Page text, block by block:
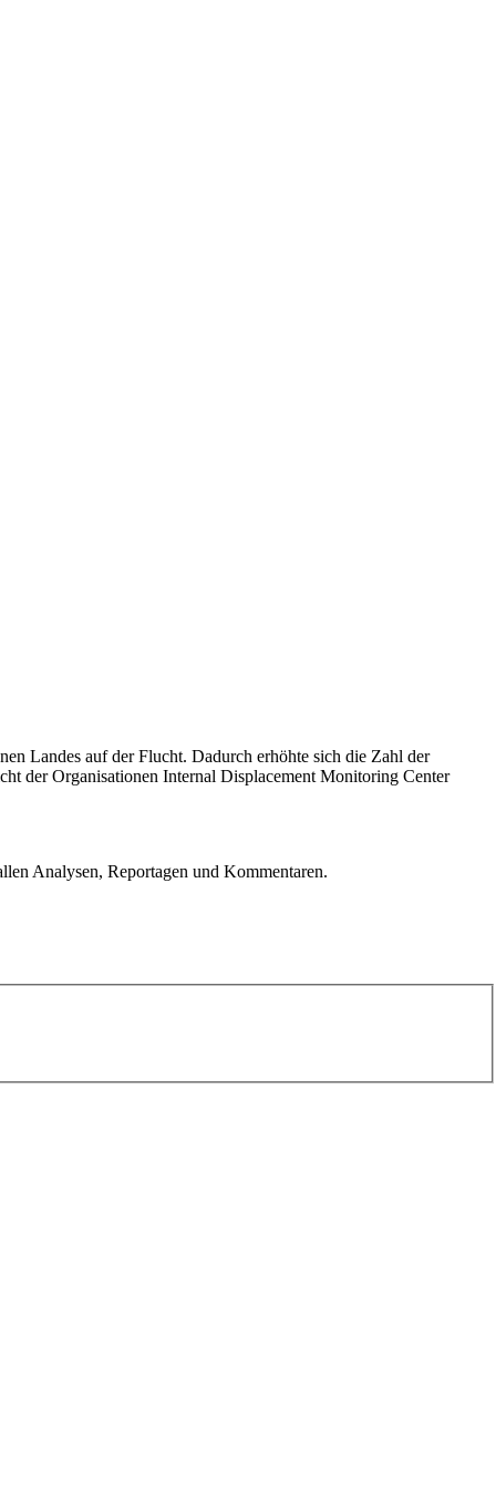
Landes auf der Flucht. Dadurch erhöhte sich die Zahl der
der Organisationen Internal Displacement Monitoring Center
Analysen, Reportagen und Kommentaren.